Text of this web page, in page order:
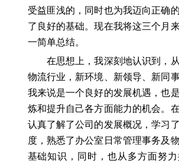
受益匪浅的，同时也为我迈向正确
了良好的基础。现在我将这三个月
一简单总结。
在思想上，我深刻地认识到，从
物流行业，新环境、新领导、新同
我来说是一个良好的发展机遇，也
炼和提升自己各方面能力的机会。
认真了解了公司的发展概况，学习
度，熟悉了办公室日常管理事务及
基础知识，同时，也从多方面努